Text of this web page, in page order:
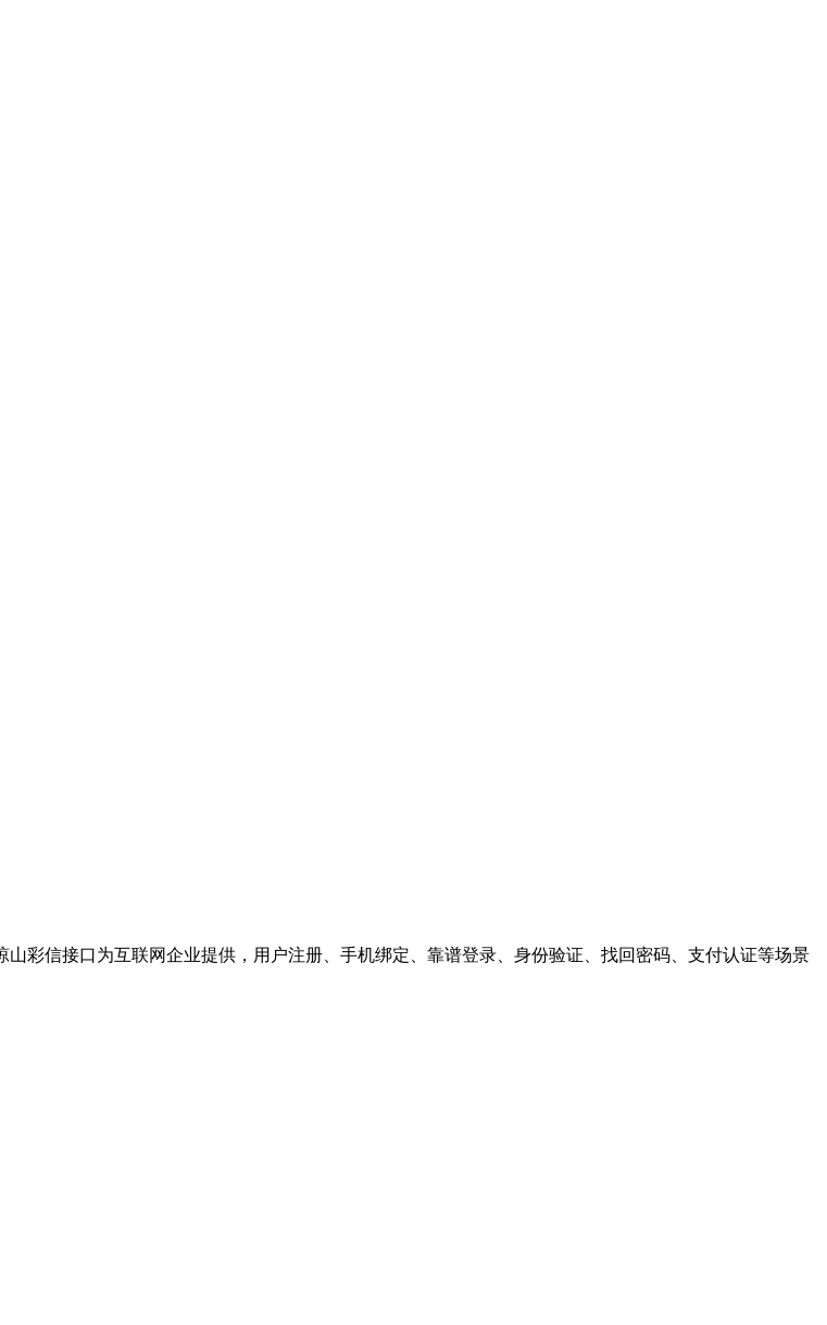
彩信接口为互联网企业提供，用户注册、手机绑定、靠谱登录、身份验证、找回密码、支付认证等场景